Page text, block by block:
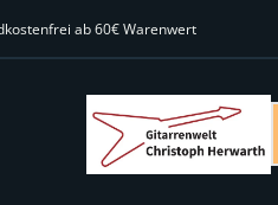
ab 60€ Warenwert